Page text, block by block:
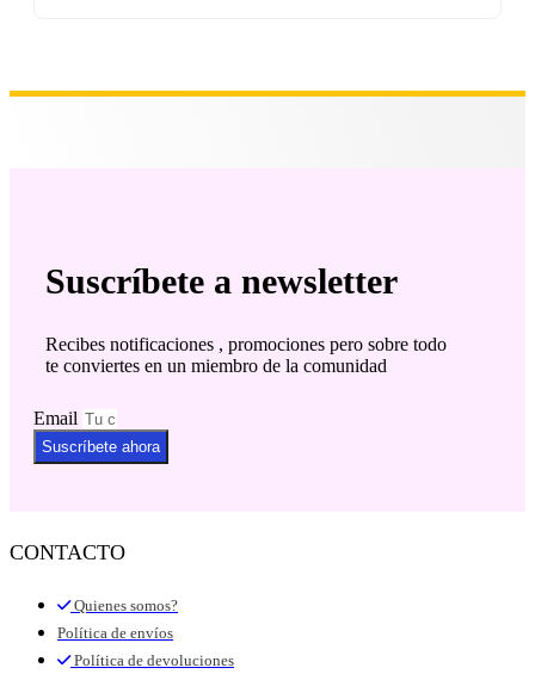
Suscríbete a newsletter
Recibes notificaciones , promociones pero sobre todo
te conviertes en un miembro de la comunidad
Email
Suscríbete ahora
CONTACTO
Quienes somos?
Política de envíos
Política de devoluciones